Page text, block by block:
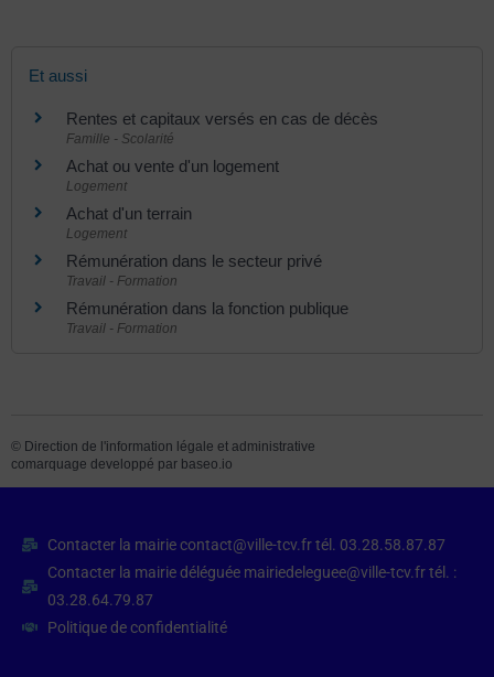
Et aussi
Rentes et capitaux versés en cas de décès
Famille - Scolarité
Achat ou vente d'un logement
Logement
Achat d'un terrain
Logement
Rémunération dans le secteur privé
Travail - Formation
Rémunération dans la fonction publique
Travail - Formation
© Direction de l'information légale et administrative
comarquage developpé par baseo.io
Contacter la mairie contact@ville-tcv.fr tél. 03.28.58.87.87
Contacter la mairie déléguée mairiedeleguee@ville-tcv.fr tél. :
03.28.64.79.87
Politique de confidentialité